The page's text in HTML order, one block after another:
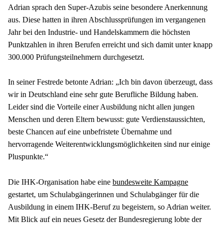
Adrian sprach den Super-Azubis seine besondere Anerkennung
aus. Diese hatten in ihren Abschlussprüfungen im vergangenen
Jahr bei den Industrie- und Handelskammern die höchsten
Punktzahlen in ihren Berufen erreicht und sich damit unter knapp
300.000 Prüfungsteilnehmern durchgesetzt.
In seiner Festrede betonte Adrian: „Ich bin davon überzeugt, dass
wir in Deutschland eine sehr gute Berufliche Bildung haben.
Leider sind die Vorteile einer Ausbildung nicht allen jungen
Menschen und deren Eltern bewusst: gute Verdienstaussichten,
beste Chancen auf eine unbefristete Übernahme und
hervorragende Weiterentwicklungsmöglichkeiten sind nur einige
Pluspunkte.“
Die IHK-Organisation habe eine bundesweite Kampagne
gestartet, um Schulabgängerinnen und Schulabgänger für die
Ausbildung in einem IHK-Beruf zu begeistern, so Adrian weiter.
Mit Blick auf ein neues Gesetz der Bundesregierung lobte der